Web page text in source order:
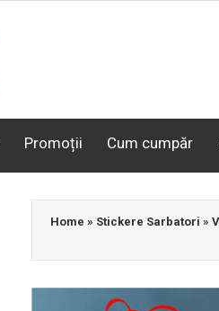
Promoții Cum cumpăr
Home » Stickere Sarbatori »